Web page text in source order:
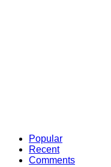
Popular
Recent
Comments